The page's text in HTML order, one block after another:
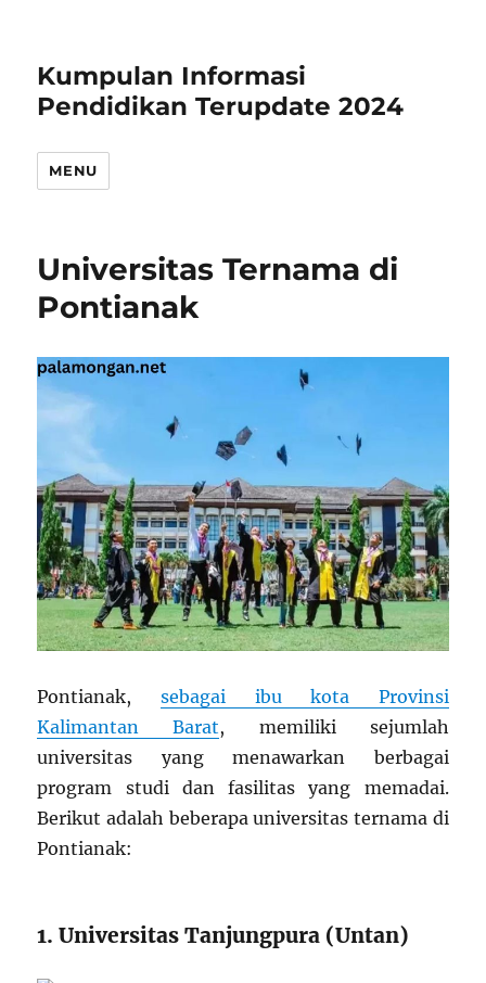
Kumpulan Informasi
Pendidikan Terupdate 2024
MENU
Universitas Ternama di
Pontianak
Pontianak, sebagai ibu kota Provinsi
Kalimantan Barat, memiliki sejumlah
universitas yang menawarkan berbagai
program studi dan fasilitas yang memadai.
Berikut adalah beberapa universitas ternama di
Pontianak:
1. Universitas Tanjungpura (Untan)